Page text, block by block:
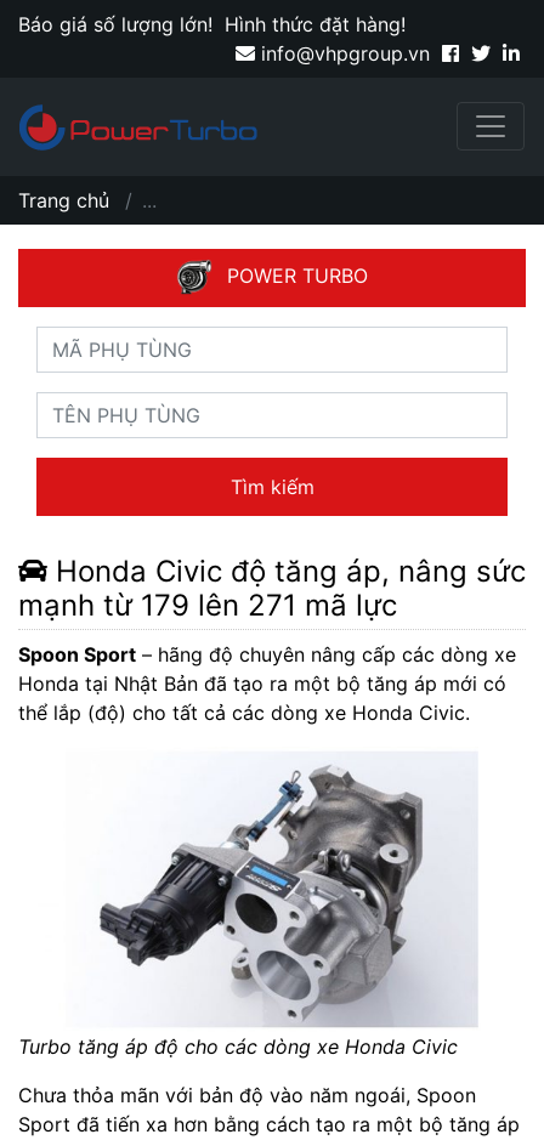
Báo giá số lượng lớn! Hình thức đặt hàng!
info@vhpgroup.vn
Trang chủ ...
POWER TURBO
Tìm kiếm
Honda Civic độ tăng áp, nâng sức
mạnh từ 179 lên 271 mã lực
Spoon Sport – hãng độ chuyên nâng cấp các dòng xe
Honda tại Nhật Bản đã tạo ra một bộ tăng áp mới có
thể lắp (độ) cho tất cả các dòng xe Honda Civic.
Turbo tăng áp độ cho các dòng xe Honda Civic
Chưa thỏa mãn với bản độ vào năm ngoái, Spoon
Sport đã tiến xa hơn bằng cách tạo ra một bộ tăng áp